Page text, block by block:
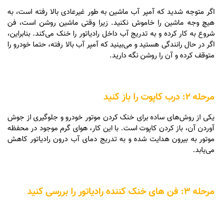
اگر متوجه شدید که آمپر آب ماشین به طور غیرعادی بالا رفته است، به
هیچ وجه ماشین را خاموش نکنید. زیرا وقتی ماشین روشن است، فن
شروع به کار کرده و به تدریج آب داخل رادیاتور را خنک می‌کند. بنابراین،
اگر در حال رانندگی هستید و می‌بینید که آمپر آب بالا رفته، حتما خودرو را
متوقف کرده و آن را روشن نگه دارید.
مرحله 2: درب کاپوت را باز کنید
یکی از روش‌های ساده برای خنک کردن موتور خودرو و جلوگیری از جوش
آوردن آن، باز کردن کاپوت است. با این کار، هوای گرم موجود در محفظه
موتور به بیرون هدایت شده و به تدریج دمای آب درون رادیاتور کاهش
می‌یابد.
مرحله 3: فن های خنک کننده رادیاتور را بررسی کنید